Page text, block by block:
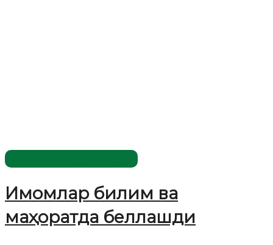
Имомлар билим ва
маҳоратда беллашди